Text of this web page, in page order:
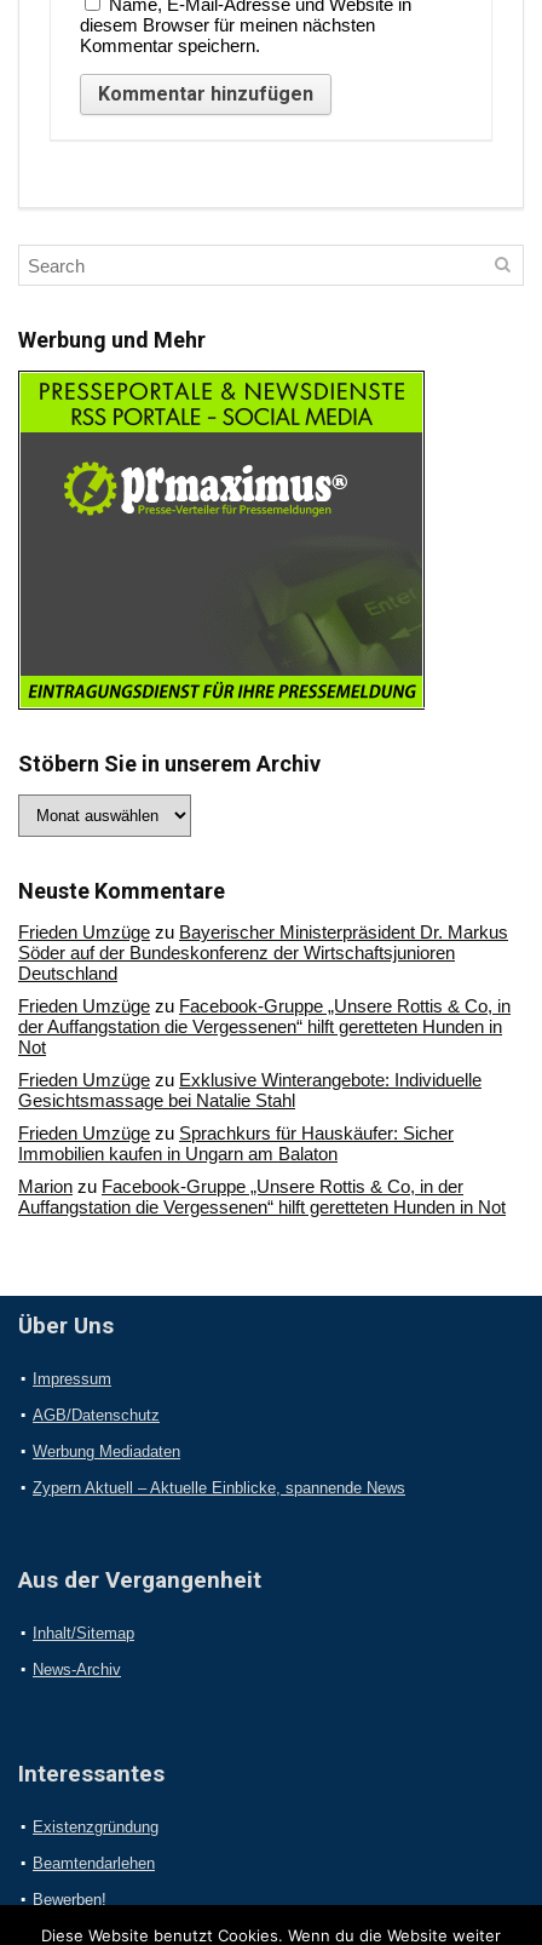
Name, E-Mail-Adresse und Website in
diesem Browser für meinen nächsten
Kommentar speichern.
Werbung und Mehr
Stöbern Sie in unserem Archiv
Sie
Archiv
Neuste Kommentare
Frieden Umzüge zu Bayerischer Ministerpräsident Dr. Markus
Söder auf der Bundeskonferenz der Wirtschaftsjunioren
Deutschland
Frieden Umzüge zu Facebook-Gruppe „Unsere Rottis & Co, in
der Auffangstation die Vergessenen“ hilft geretteten Hunden in
Not
Frieden Umzüge zu Exklusive Winterangebote: Individuelle
Gesichtsmassage bei Natalie Stahl
Frieden Umzüge zu Sprachkurs für Hauskäufer: Sicher
Immobilien kaufen in Ungarn am Balaton
Marion zu Facebook-Gruppe „Unsere Rottis & Co, in der
Auffangstation die Vergessenen“ hilft geretteten Hunden in Not
Über Uns
Impressum
AGB/Datenschutz
Werbung Mediadaten
Zypern Aktuell – Aktuelle Einblicke, spannende News
Aus der Vergangenheit
Inhalt/Sitemap
News-Archiv
Interessantes
Existenzgründung
Beamtendarlehen
Bewerben!
Diese Website benutzt Cookies. Wenn du die Website weiter